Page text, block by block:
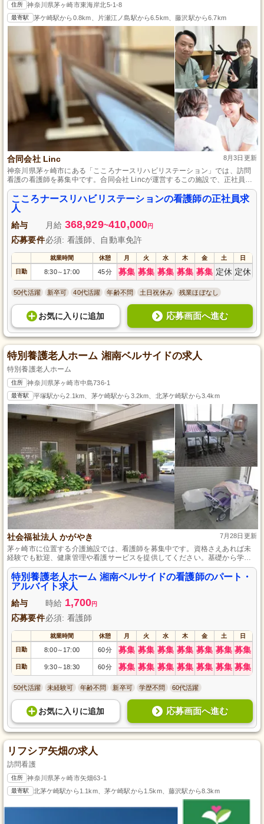
住所 神奈川県茅ヶ崎市東海岸北5-1-8
最寄駅 茅ケ崎駅から0.8km、片瀬江ノ島駅から6.5km、藤沢駅から6.7km
合同会社 Linc 8月3日更新
神奈川県茅ヶ崎市にある「こころナースリハビリステーション」では、訪問
看護の看護師を募集中です。合同会社 Lincが運営するこの施設で、正社員と
して地域の患者さんへのケアを提供し、更なるキャリアアップを目指しませ
んか？資格や経験が問われないため、意欲があれば誰でも挑戦できます。充
実したサポートと共に、働きやすい環境であなたの力を発揮してください！
こころナースリハビリステーションの看護師の正社員求
人
給与 月給 368,929~410,000円
応募要件必須: 看護師、自動車免許
就業時間 休憩 月 火 水 木 金 土 日
日勤 8:30～ 17:00 45分 募集 募集 募集 募集 募集 定休 定休
50代活躍 新卒可 40代活躍 年齢不問 土日祝休み 残業ほぼなし
お気に入り に追加 応募画面へ進む
特別養護老人ホーム 湘南ベルサイドの求人
特別養護老人ホーム
住所 神奈川県茅ヶ崎市中島736-1
最寄駅 平塚駅から2.1km、茅ケ崎駅から3.2km、北茅ケ崎駅から3.4km
社会福祉法人 かがやき 7月28日更新
茅ヶ崎市に位置する介護施設では、看護師を募集中です。資格さえあれば未
経験でも歓迎、健康管理や看護サービスを提供してください。基礎から学べ
る研修制度があり、スキルアップも目指せる環境です。シフトは柔軟に調整
可能なので、長期的に安心して働ける職場です。
特別養護老人ホーム 湘南ベルサイドの看護師のパート・
アルバイト求人
給与 時給 1,700円
応募要件必須: 看護師
就業時間 休憩 月 火 水 木 金 土 日
日勤 8:00～ 17:00 60分 募集 募集 募集 募集 募集 募集 募集
日勤 9:30～ 18:30 60分 募集 募集 募集 募集 募集 募集 募集
50代活躍 未経験可 年齢不問 新卒可 学歴不問 60代活躍
お気に入り に追加 応募画面へ進む
リフシア矢畑の求人
訪問看護
住所 神奈川県茅ヶ崎市矢畑63-1
最寄駅 北茅ケ崎駅から1.1km、茅ケ崎駅から1.5km、藤沢駅から8.3km